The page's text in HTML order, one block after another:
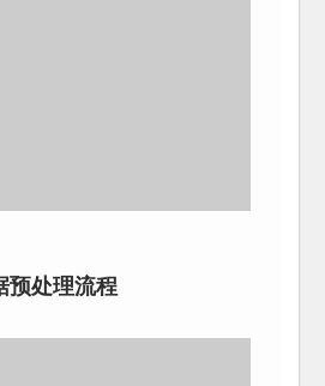
预处理流程